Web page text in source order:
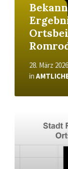
28. März 2026
in